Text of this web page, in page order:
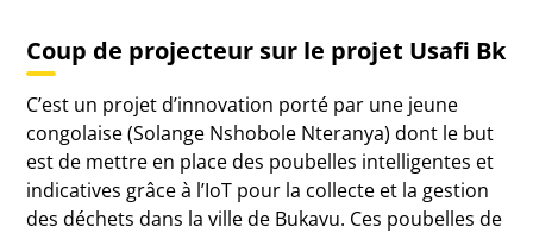
Coup de projecteur sur le projet Usafi Bk
C’est un projet d’innovation porté par une jeune
congolaise (Solange Nshobole Nteranya) dont le but
est de mettre en place des poubelles intelligentes et
indicatives grâce à l’IoT pour la collecte et la gestion
des déchets dans la ville de Bukavu. Ces poubelles de